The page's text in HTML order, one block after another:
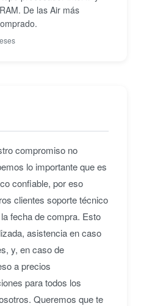
De las Air más
compromiso no
lo importante que es
confiable, por eso
clientes soporte técnico
fecha de compra. Esto
asistencia en caso
y, en caso de
a precios
para todos los
Queremos que te